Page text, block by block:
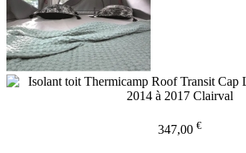
347,00 €